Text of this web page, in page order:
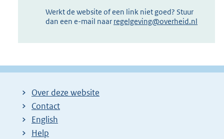
Werkt de website of een link niet goed? Stuur
dan een e-mail naar regelgeving@overheid.nl
Over deze website
Contact
English
Help